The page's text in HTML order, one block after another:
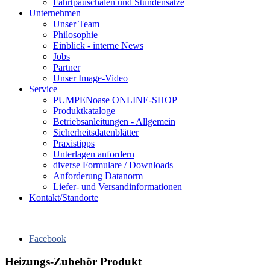
Unternehmen
Unser Team
Philosophie
Einblick - interne News
Jobs
Partner
Unser Image-Video
Service
PUMPENoase ONLINE-SHOP
Produktkataloge
Betriebsanleitungen - Allgemein
Sicherheitsdatenblätter
Praxistipps
Unterlagen anfordern
diverse Formulare / Downloads
Anforderung Datanorm
Liefer- und Versandinformationen
Kontakt/Standorte
Facebook
Heizungs-Zubehör Produkt